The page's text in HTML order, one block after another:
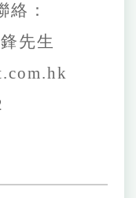
：
先生